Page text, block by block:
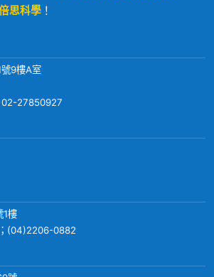
思科學 ！
9樓A室
27850927
1樓
； (04)2206-0882